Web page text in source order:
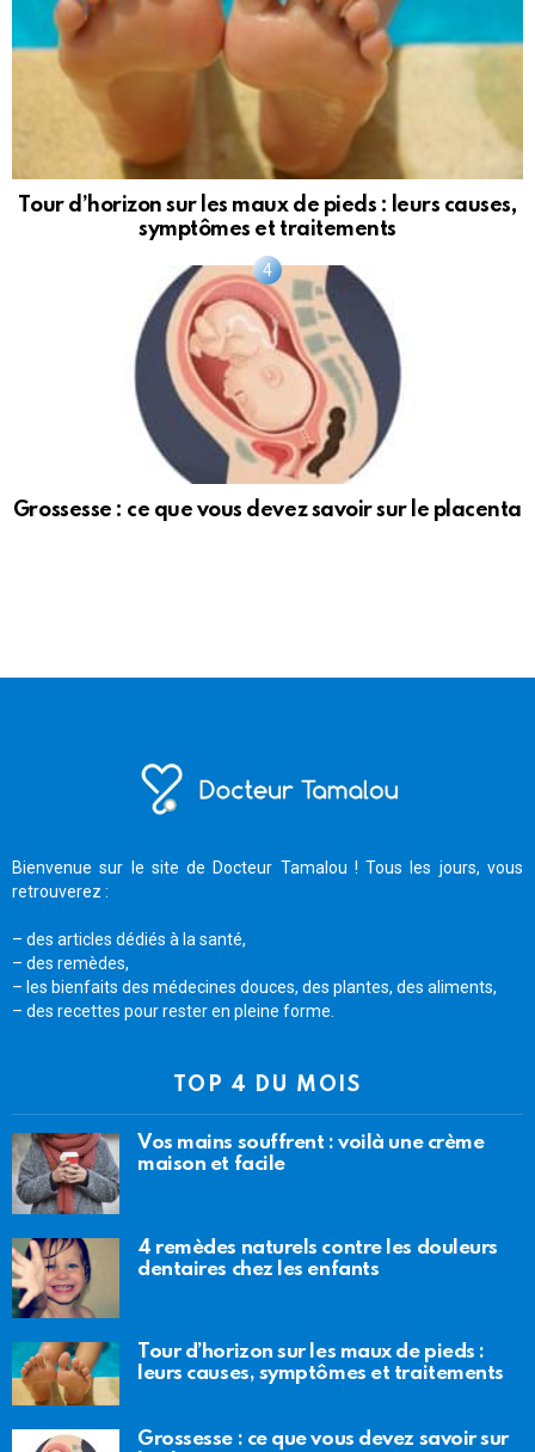
Tour d’horizon sur les maux de pieds : leurs causes,
symptômes et traitements
Grossesse : ce que vous devez savoir sur le placenta
Bienvenue sur le site de Docteur Tamalou ! Tous les jours, vous
retrouverez :
– des articles dédiés à la santé,
– des remèdes,
– les bienfaits des médecines douces, des plantes, des aliments,
– des recettes pour rester en pleine forme.
TOP 4 DU MOIS
Vos mains souffrent : voilà une crème
maison et facile
4 remèdes naturels contre les douleurs
dentaires chez les enfants
Tour d’horizon sur les maux de pieds :
leurs causes, symptômes et traitements
Grossesse : ce que vous devez savoir sur